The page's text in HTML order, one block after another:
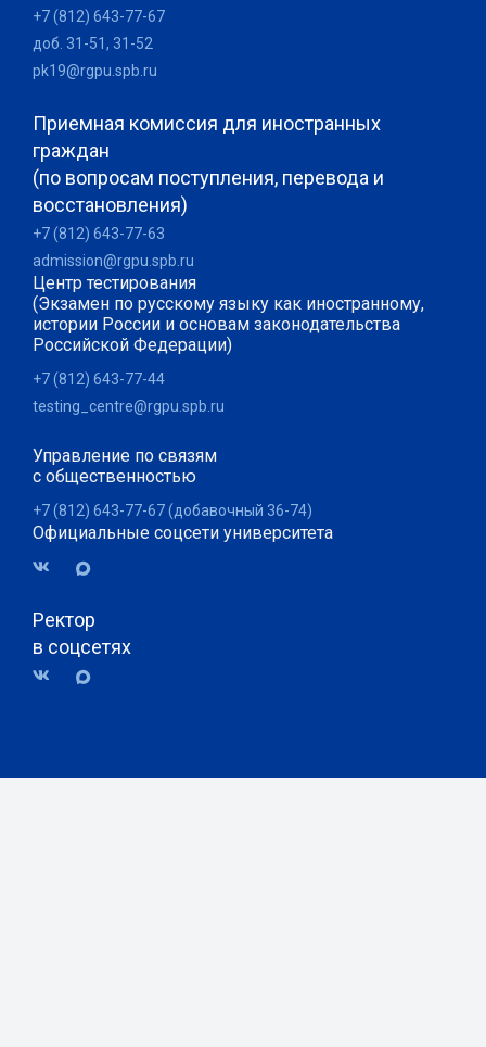
+7 (812) 643-77-67
доб. 31-51, 31-52
pk19@rgpu.spb.ru
Приемная комиссия для иностранных
граждан
(по вопросам поступления, перевода и
восстановления)
+7 (812) 643-77-63
admission@rgpu.spb.ru
Центр тестирования
(Экзамен по русскому языку как иностранному,
истории России и основам законодательства
Российской Федерации)
+7 (812) 643-77-44
testing_centre@rgpu.spb.ru
Управление по связям
с общественностью
+7 (812) 643-77-67 (добавочный 36-74)
Официальные соцсети университета
Ректор
в соцсетях